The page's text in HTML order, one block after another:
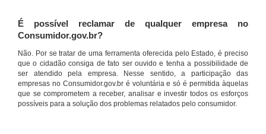
É possível reclamar de qualquer empresa no
Consumidor.gov.br?
Não. Por se tratar de uma ferramenta oferecida pelo Estado, é preciso
que o cidadão consiga de fato ser ouvido e tenha a possibilidade de
ser atendido pela empresa. Nesse sentido, a participação das
empresas no Consumidor.gov.br é voluntária e só é permitida àquelas
que se comprometem a receber, analisar e investir todos os esforços
possíveis para a solução dos problemas relatados pelo consumidor.